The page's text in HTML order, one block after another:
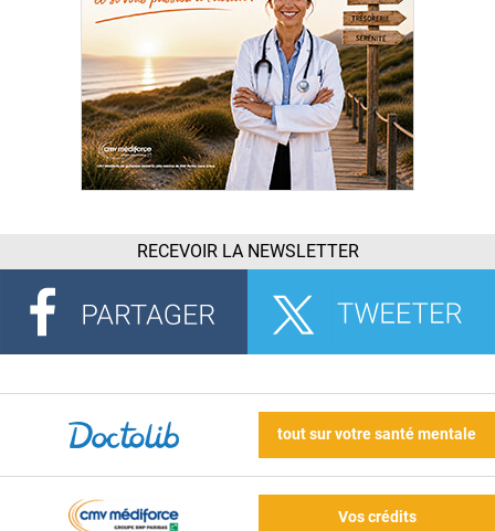
RECEVOIR LA NEWSLETTER
tout sur votre santé mentale
Vos crédits